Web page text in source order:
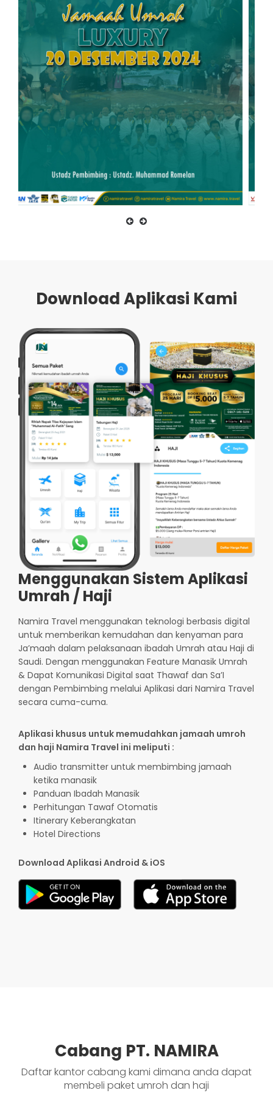
Download Aplikasi Kami
Menggunakan Sistem Aplikasi
Umrah / Haji
Namira Travel menggunakan teknologi berbasis digital
untuk memberikan kemudahan dan kenyaman para
Ja’maah dalam pelaksanaan ibadah Umrah atau Haji di
Saudi. Dengan menggunakan Feature Manasik Umrah
& Dapat Komunikasi Digital saat Thawaf dan Sa’I
dengan Pembimbing melalui Aplikasi dari Namira Travel
secara cuma-cuma.
Aplikasi khusus untuk memudahkan jamaah umroh
dan haji Namira Travel ini meliputi :
Audio transmitter untuk membimbing jamaah
ketika manasik
Panduan Ibadah Manasik
Perhitungan Tawaf Otomatis
Itinerary Keberangkatan
Hotel Directions
Download Aplikasi Android & iOS
Cabang PT. NAMIRA
Daftar kantor cabang kami dimana anda dapat
membeli paket umroh dan haji